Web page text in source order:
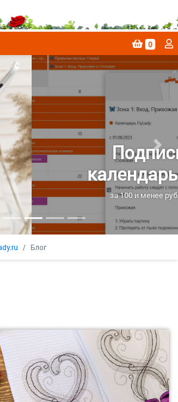
0
на
FlyLady
100 и менее рублей в месяц
Next
Блог